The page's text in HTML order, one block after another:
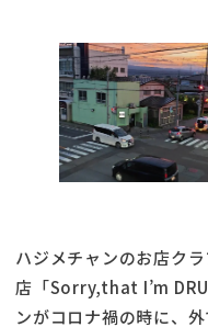
ハジメチャンのお店ク
店「Sorry,that I’m
ンがコロナ禍の時に、